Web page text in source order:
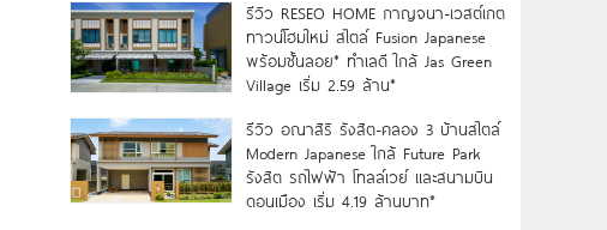
รีวิว RESEO HOME กาญจนา-เวสต์เกต
ทาวน์โฮมใหม่ สไตล์ Fusion Japanese
พร้อมชั้นลอย* ทำเลดี ใกล้ Jas Green
Village เริ่ม 2.59 ล้าน*
รีวิว อณาสิริ รังสิต-คลอง 3 บ้านสไตล์
Modern Japanese ใกล้ Future Park
รังสิต รถไฟฟ้า โทลล์เวย์ และสนามบิน
ดอนเมือง เริ่ม 4.19 ล้านบาท*